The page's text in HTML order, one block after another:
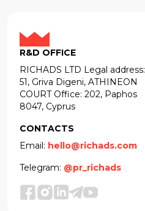
R&D OFFICE
RICHADS LTD Legal address:
51, Griva Digeni, ATHINEON
COURT Office: 202, Paphos
8047, Cyprus
CONTACTS
Email: hello@richads.com
Telegram: @pr_richads